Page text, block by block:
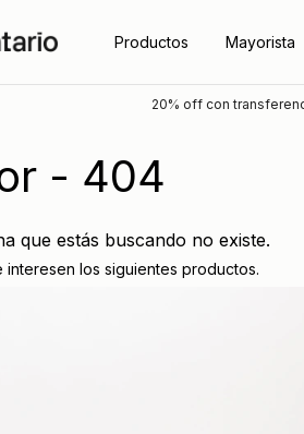
Productos Mayorista
20% off con transferencia
- 404
que estás buscando no existe.
interesen los siguientes productos.